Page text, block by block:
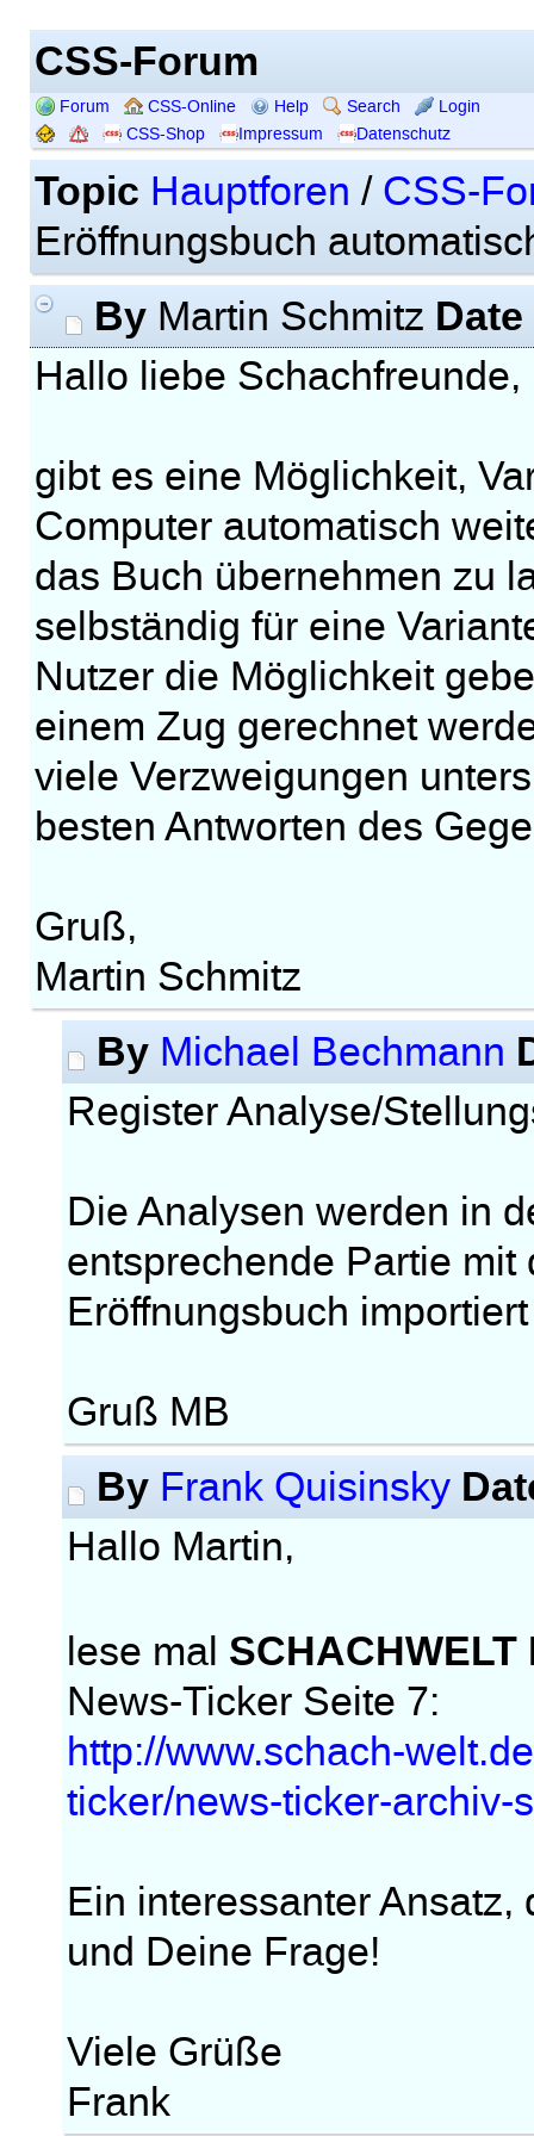
CSS-Forum
Forum CSS-Online Help Search
Login
CSS-Shop
Impressum Datenschutz
Topic Hauptforen / CSS-
Eröffnungsbuch
ByMartin Schmitz Date
Hallo liebe Schachfreunde,
gibt es eine Möglichkeit,
Computer automatisch
das Buch übernehmen zu
selbständig für eine
Nutzer die Möglichkeit
einem Zug gerechnet
viele Verzweigungen
besten Antworten des
Gruß,
Martin Schmitz
By Michael Bechmann
Register Analyse/
Die Analysen werden in
entsprechende Partie
Eröffnungsbuch
Gruß MB
By Frank Quisinsky
Hallo Martin,
lese mal
News-Ticker Seite 7:
http://www.schach-
ticker/news-ticker-archiv-
Ein interessanter
und Deine Frage!
Viele Grüße
Frank